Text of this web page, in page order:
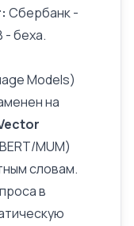
Сбербанк -
беха.
Models)
на
MUM)
словам.
в